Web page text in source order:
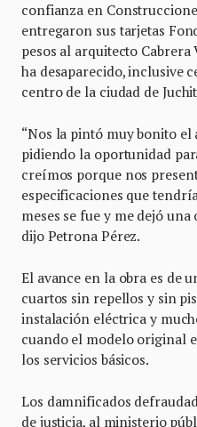
confianza en
entregaron sus tarjetas
pesos al arquitecto
ha desaparecido, inclusive
centro de la ciudad de
“Nos la pintó muy bonito
pidiendo la oportunidad
creímos porque nos
especificaciones que
meses se fue y me dejó
dijo Petrona Pérez.
El avance en la obra es de
cuartos sin repellos y sin
instalación eléctrica y
cuando el modelo original
los servicios básicos.
Los damnificados
de justicia, al ministerio